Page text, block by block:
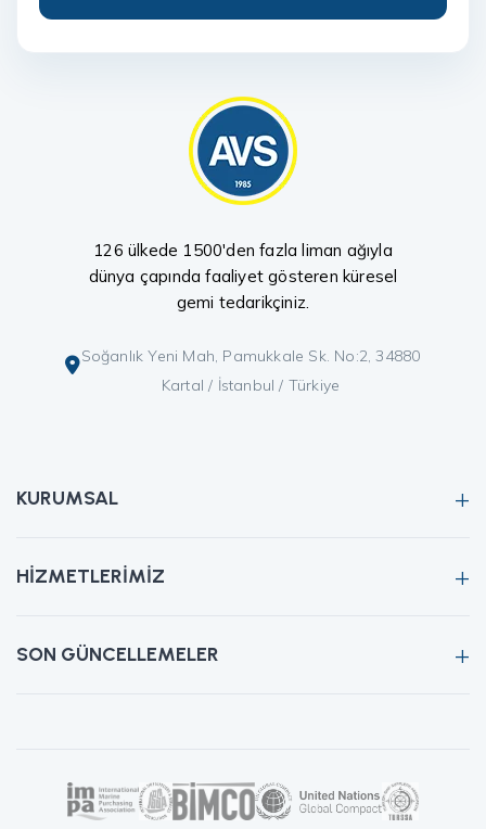
126 ülkede 1500'den fazla liman ağıyla
dünya çapında faaliyet gösteren küresel
gemi tedarikçiniz.
Soğanlık Yeni Mah, Pamukkale Sk. No:2, 34880
Kartal / İstanbul / Türkiye
KURUMSAL
HIZMETLERIMIZ
SON GÜNCELLEMELER